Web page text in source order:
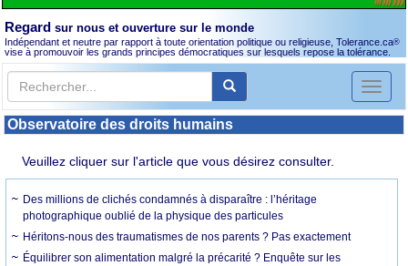
Regard sur nous et ouverture sur le monde
Indépendant et neutre par rapport à toute orientation politique ou religieuse, Tolerance.ca®
vise à promouvoir les grands principes démocratiques sur lesquels repose la tolérance.
Toggle
Observatoire des droits humains
Veuillez cliquer sur l'article que vous désirez consulter.
Des millions de clichés condamnés à disparaître : l’héritage
photographique oublié de la physique des particules
Héritons-nous des traumatismes de nos parents ? Pas exactement
Équilibrer son alimentation malgré la précarité ? Enquête sur les